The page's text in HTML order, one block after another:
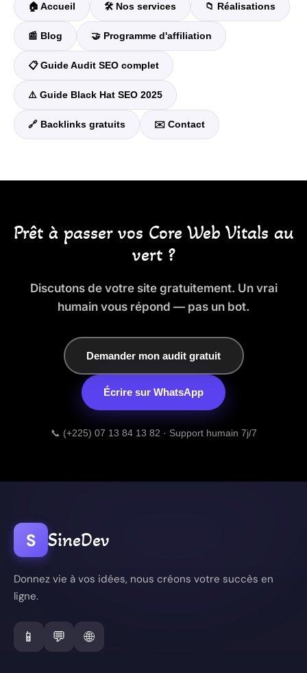
🏠 Accueil 🛠️ Nos services 📁 Réalisations
📰 Blog 🤝 Programme d'affiliation
📋 Guide Audit SEO complet
⚠️ Guide Black Hat SEO 2025
🔗 Backlinks gratuits ✉️ Contact
Prêt à passer vos Core Web Vitals au
vert ?
Discutons de votre site gratuitement. Un vrai
humain vous répond — pas un bot.
Demander mon audit gratuit
Écrire sur WhatsApp
📞 (+225) 07 13 84 13 82 · Support humain 7j/7
S SineDev
Donnez vie à vos idées, nous créons votre succès en
ligne.
📱 💬 🌐